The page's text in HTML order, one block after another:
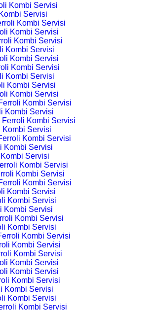
Kombi Servisi
Servisi
Kombi Servisi
Kombi Servisi
Kombi Servisi
Kombi Servisi
Kombi Servisi
Kombi Servisi
Kombi Servisi
Kombi Servisi
Kombi Servisi
Kombi Servisi
Kombi Servisi
Ferroli Kombi Servisi
Kombi Servisi
Kombi Servisi
Kombi Servisi
Servisi
Kombi Servisi
Kombi Servisi
Kombi Servisi
Kombi Servisi
Kombi Servisi
Kombi Servisi
Kombi Servisi
Kombi Servisi
Kombi Servisi
Kombi Servisi
Kombi Servisi
Kombi Servisi
Kombi Servisi
Kombi Servisi
Kombi Servisi
Kombi Servisi
Kombi Servisi